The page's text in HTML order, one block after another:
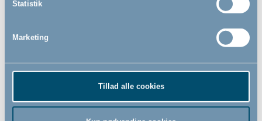
Statistik
Marketing
Tillad alle cookies
1.599,00